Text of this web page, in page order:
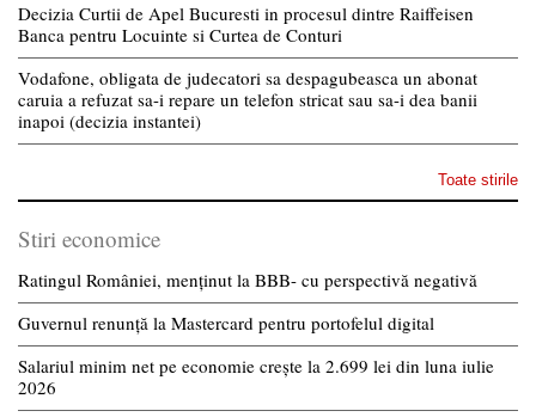
Decizia Curtii de Apel Bucuresti in procesul dintre Raiffeisen
Banca pentru Locuinte si Curtea de Conturi
Vodafone, obligata de judecatori sa despagubeasca un abonat
caruia a refuzat sa-i repare un telefon stricat sau sa-i dea banii
inapoi (decizia instantei)
Toate stirile
Stiri economice
Ratingul României, menținut la BBB- cu perspectivă negativă
Guvernul renunță la Mastercard pentru portofelul digital
Salariul minim net pe economie crește la 2.699 lei din luna iulie
2026